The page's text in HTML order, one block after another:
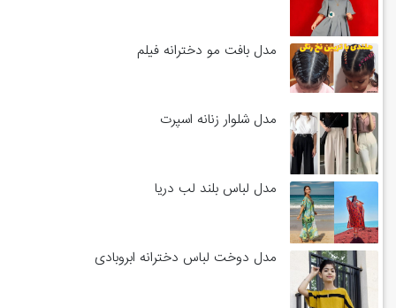
مدل بافت مو دخترانه فیلم
مدل شلوار زنانه اسپرت
مدل لباس بلند لب دریا
مدل دوخت لباس دخترانه ابروبادی